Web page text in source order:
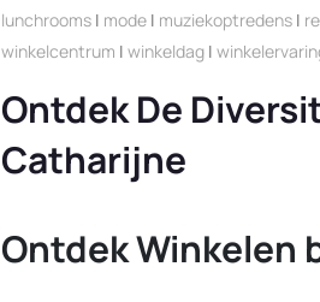
lunchrooms | mode | muziekoptredens |
winkelcentrum | winkeldag |
Ontdek De
Catharijne
Ontdek Winkelen